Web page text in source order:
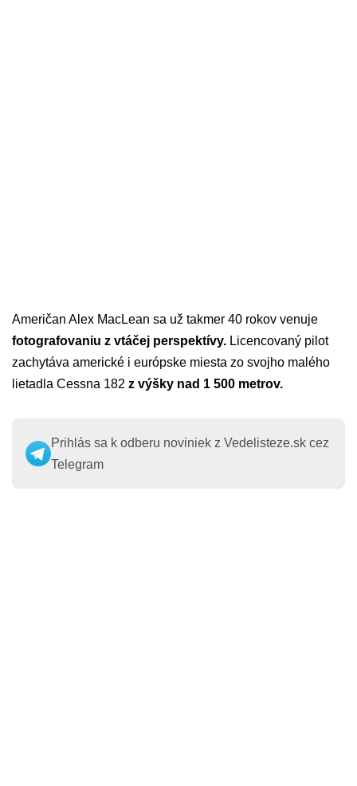
Američan Alex MacLean sa už takmer 40 rokov venuje
fotografovaniu z vtáčej perspektívy. Licencovaný pilot
zachytáva americké i európske miesta zo svojho malého
lietadla Cessna 182 z výšky nad 1 500 metrov.
Prihlás sa k odberu noviniek z Vedelisteze.sk cez
Telegram